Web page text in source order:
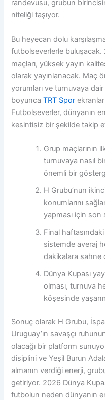
randevusu, grubun
niteliği taşıyor.
Bu heyecan dolu
futbolseverlerle buluşacak.
maçları, yüksek yayın
olarak yayınlanacak. Maç
yorumları ve turnuvaya
boyuncaTRT Spor
Futbolseverler, dünyanın
kesintisiz bir şekilde takip
Grup maçlarının
turnuvaya nasıl
önemli bir
H Grubu’nun
konumlarını
yapması için son
Final
sistemde averaj
dakikalara sahne
Dünya Kupası
olması, turnuva
köşesinde
Sonuç olarak H Grubu,
Uruguay’ın savaşçı
olacağı bir platform
disiplini ve Yeşil Burun
almanın verdiği enerji,
getiriyor. 2026 Dünya
futbolun neden dünyanın